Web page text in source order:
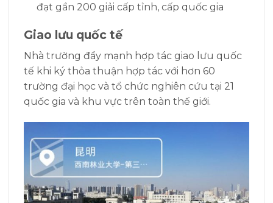
đạt gần 200 giải cấp tỉnh, cấp quốc gia
Giao lưu quốc tế
Nhà trường đẩy mạnh hợp tác giao lưu quốc
tế khi ký thỏa thuận hợp tác với hơn 60
trường đại học và tổ chức nghiên cứu tại 21
quốc gia và khu vực trên toàn thế giới.